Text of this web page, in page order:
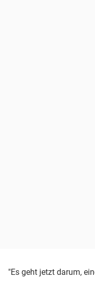
"Es geht jetzt darum,